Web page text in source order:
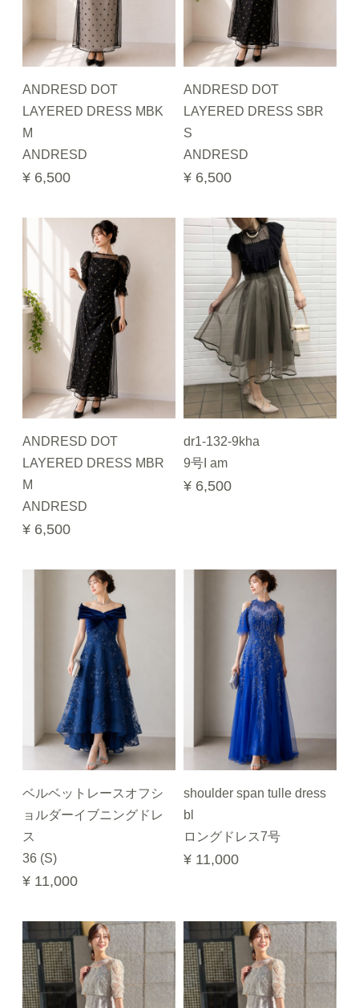
ANDRESD DOT
LAYERED DRESS MBK
M
ANDRESD
¥ 6,500
ANDRESD DOT
LAYERED DRESS SBR
S
ANDRESD
¥ 6,500
ANDRESD DOT
LAYERED DRESS MBR
M
ANDRESD
¥ 6,500
dr1-132-9kha
9号I am
¥ 6,500
ベルベットレースオフシ
ョルダーイブニングドレ
ス
36 (S)
¥ 11,000
shoulder span tulle dress
bl
ロングドレス7号
¥ 11,000